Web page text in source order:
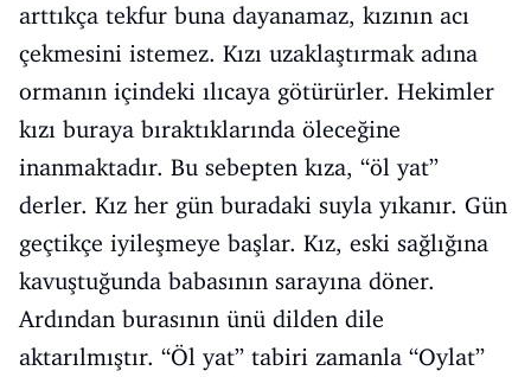
arttıkça tekfur buna dayanamaz, kızının acı
çekmesini istemez. Kızı uzaklaştırmak adına
ormanın içindeki ılıcaya götürürler. Hekimler
kızı buraya bıraktıklarında öleceğine
inanmaktadır. Bu sebepten kıza, “öl yat”
derler. Kız her gün buradaki suyla yıkanır. Gün
geçtikçe iyileşmeye başlar. Kız, eski sağlığına
kavuştuğunda babasının sarayına döner.
Ardından burasının ünü dilden dile
aktarılmıştır. “Öl yat” tabiri zamanla “Oylat”